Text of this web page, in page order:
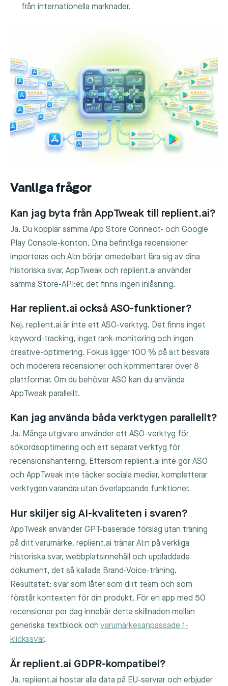
från internationella marknader.
Vanliga frågor
Kan jag byta från AppTweak till replient.ai?
Ja. Du kopplar samma App Store Connect- och Google
Play Console-konton. Dina befintliga recensioner
importeras och AI:n börjar omedelbart lära sig av dina
historiska svar. AppTweak och replient.ai använder
samma Store-API:er, det finns ingen inlåsning.
Har replient.ai också ASO-funktioner?
Nej. replient.ai är inte ett ASO-verktyg. Det finns inget
keyword-tracking, inget rank-monitoring och ingen
creative-optimering. Fokus ligger 100 % på att besvara
och moderera recensioner och kommentarer över 8
plattformar. Om du behöver ASO kan du använda
AppTweak parallellt.
Kan jag använda båda verktygen parallellt?
Ja. Många utgivare använder ett ASO-verktyg för
sökordsoptimering och ett separat verktyg för
recensionshantering. Eftersom replient.ai inte gör ASO
och AppTweak inte täcker sociala medier, kompletterar
verktygen varandra utan överlappande funktioner.
Hur skiljer sig AI-kvaliteten i svaren?
AppTweak använder GPT-baserade förslag utan träning
på ditt varumärke. replient.ai tränar AI:n på verkliga
historiska svar, webbplatsinnehåll och uppladdade
dokument, det så kallade Brand-Voice-träning.
Resultatet: svar som låter som ditt team och som
förstår kontexten för din produkt. För en app med 50
recensioner per dag innebär detta skillnaden mellan
generiska textblock och varumärkesanpassade 1-
klickssvar.
Är replient.ai GDPR-kompatibel?
Ja. replient.ai hostar alla data på EU-servrar och erbjuder